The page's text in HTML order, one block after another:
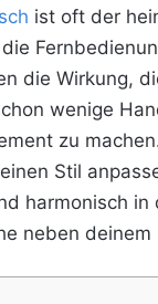
ist oft der
die Wirkung,
wenige
zu
Stil
harmonisch
neben deinem